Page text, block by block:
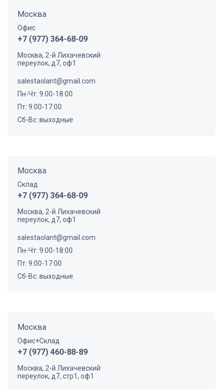
Москва
Офис
+7 (977) 364-68-09
Москва, 2-й Лихачевский
переулок, д7, оф1
salestaolant@gmail.com
Пн-Чт: 9:00-18:00
Пт: 9:00-17:00
Сб-Вс: выходные
Москва
Склад
+7 (977) 364-68-09
Москва, 2-й Лихачевский
переулок, д7, оф1
salestaolant@gmail.com
Пн-Чт: 9:00-18:00
Пт: 9:00-17:00
Сб-Вс: выходные
Москва
Офис+Склад
+7 (977) 460-88-89
Москва, 2-й Лихачевский
переулок, д7, стр1, оф1